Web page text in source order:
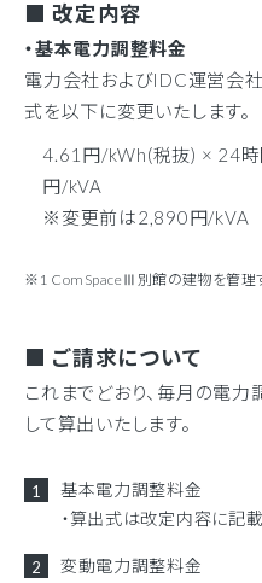
■ 改定内容
・基本電力調整料金
電力会社およびIDC運営会社
式を以下に変更いたします。
4.61円/kWh(税抜) × 24
円/kVA
※変更前は2,890円/kVA
※1 ComSpaceⅢ別館の建物を管理
■ ご請求について
これまでどおり、毎月の電
して算出いたします。
基本電力調整料金
・算出式は改定内容に記
変動電力調整料金